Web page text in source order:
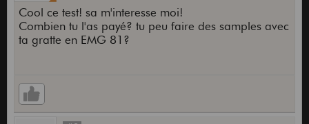
Cool ce test! sa m'interesse moi!
Combien tu l'as payé? tu peu faire des samples avec
ta gratte en EMG 81?